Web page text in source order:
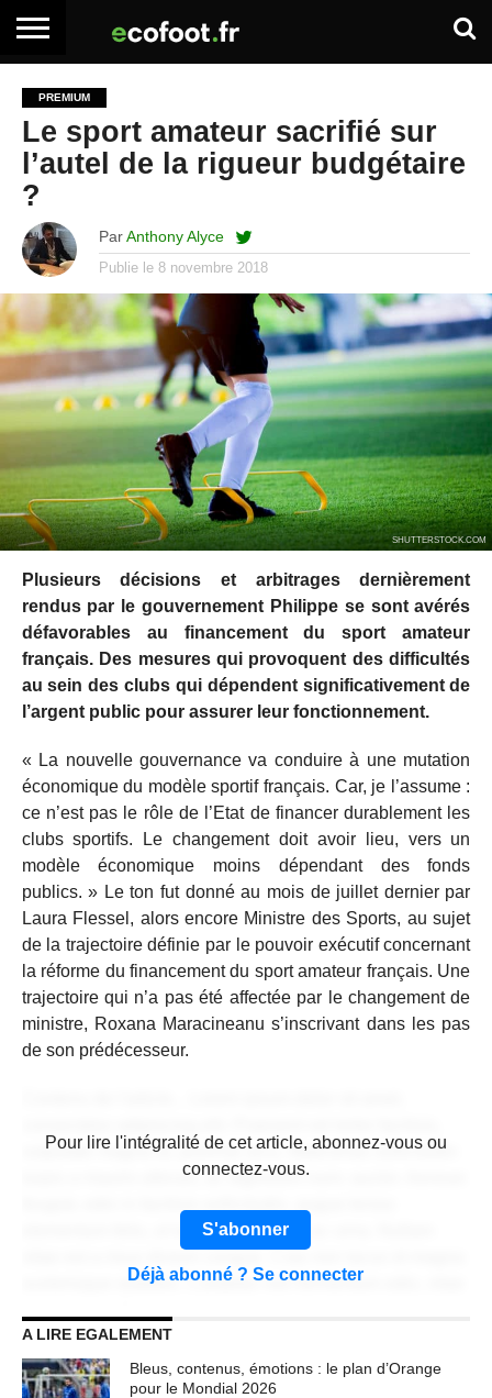
ARTICLES
PREMIUM
ADHÉSION
PREMIUM
SE
CONNECTER
EMPLOI
BOITE
À
OUTILS
PREMIUM
Le sport amateur sacrifié sur
l’autel de la rigueur budgétaire
?
Par Anthony Alyce
Publie le 8 novembre 2018
SHUTTERSTOCK.COM
Plusieurs décisions et arbitrages dernièrement
rendus par le gouvernement Philippe se sont avérés
défavorables au financement du sport amateur
français. Des mesures qui provoquent des difficultés
au sein des clubs qui dépendent significativement de
l’argent public pour assurer leur fonctionnement.
« La nouvelle gouvernance va conduire à une mutation
économique du modèle sportif français. Car, je l’assume :
ce n’est pas le rôle de l’Etat de financer durablement les
clubs sportifs. Le changement doit avoir lieu, vers un
modèle économique moins dépendant des fonds
publics. » Le ton fut donné au mois de juillet dernier par
Laura Flessel, alors encore Ministre des Sports, au sujet
de la trajectoire définie par le pouvoir exécutif concernant
la réforme du financement du sport amateur français. Une
trajectoire qui n’a pas été affectée par le changement de
ministre, Roxana Maracineanu s’inscrivant dans les pas
de son prédécesseur.
vulputate magna at, pulvinar arcu. Maecenas sollicitudin
turpis a mauris ultrices, ac dignissim nunc auctor. Aenean
elementum felis, ut lacinia nulla urna ac urna. Nullam
scelerisque sodales. Curabitur non fermentum odio, vitae
Lorem ipsum dolor sit amet, consectetur adipiscing elit.
Praesent vel tortor facilisis, vulputate magna at, pulvinar
CONTENU RÉSERVÉ AUX
ABONNÉS
Pour lire l'intégralité de cet article, abonnez-vous ou
connectez-vous.
S'abonner
Déjà abonné ? Se connecter
A LIRE EGALEMENT
Bleus, contenus, émotions : le plan d’Orange
pour le Mondial 2026